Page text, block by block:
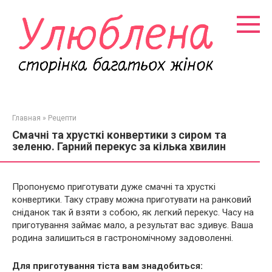
контенту
Главная » Рецепти
Смачні та хрусткі конвертики з сиром та
зеленю. Гарний перекус за кілька хвилин
Пропонуємо приготувати дуже смачні та хрусткі
конвертики. Таку страву можна приготувати на ранковий
сніданок так й взяти з собою, як легкий перекус. Часу на
приготування займає мало, а результат вас здивує. Ваша
родина залишиться в гастрономічному задоволенні.
Для приготування тіста вам знадобиться: